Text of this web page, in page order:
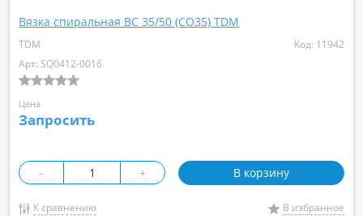
Вязка спиральная BC 35/50 (CO35) TDM
TDM
Код: 11942
Арт: SQ0412-0016
Цена
Запросить
- + В корзину
К сравнению
В избранное